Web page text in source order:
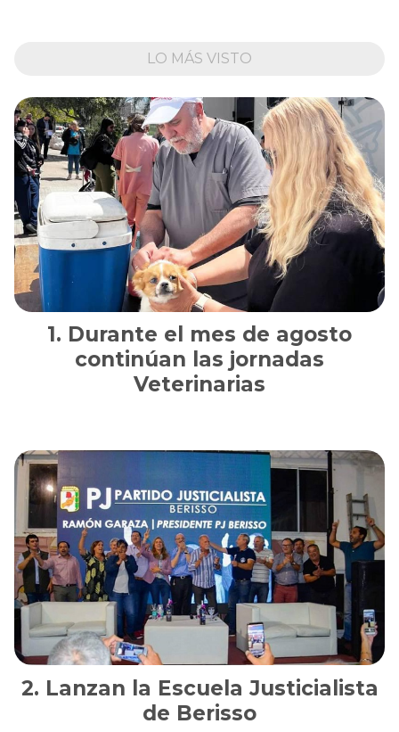
LO MÁS VISTO
Durante el mes de agosto
continúan las jornadas
Veterinarias
Lanzan la Escuela Justicialista
de Berisso